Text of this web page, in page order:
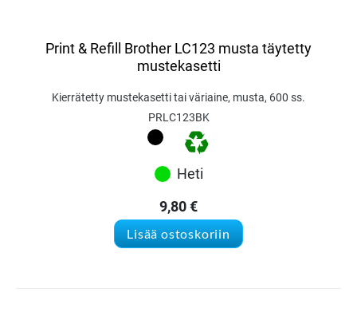
Print & Refill Brother LC123 musta täytetty
mustekasetti
Kierrätetty mustekasetti tai väriaine, musta, 600 ss.
PRLC123BK
Heti
9,80€
Lisää ostoskoriin